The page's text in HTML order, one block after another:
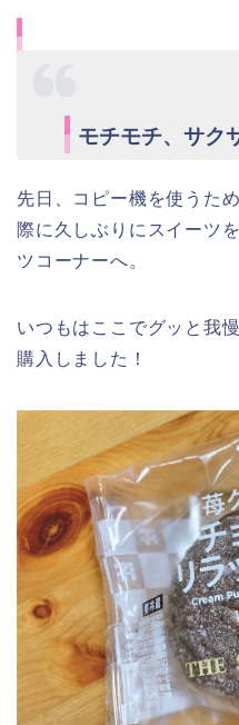
モチモチ、サク
先日、コピー機を使うた
際に久しぶりにスイーツ
ツコーナーへ。
いつもはここでグッと我
購入しました！